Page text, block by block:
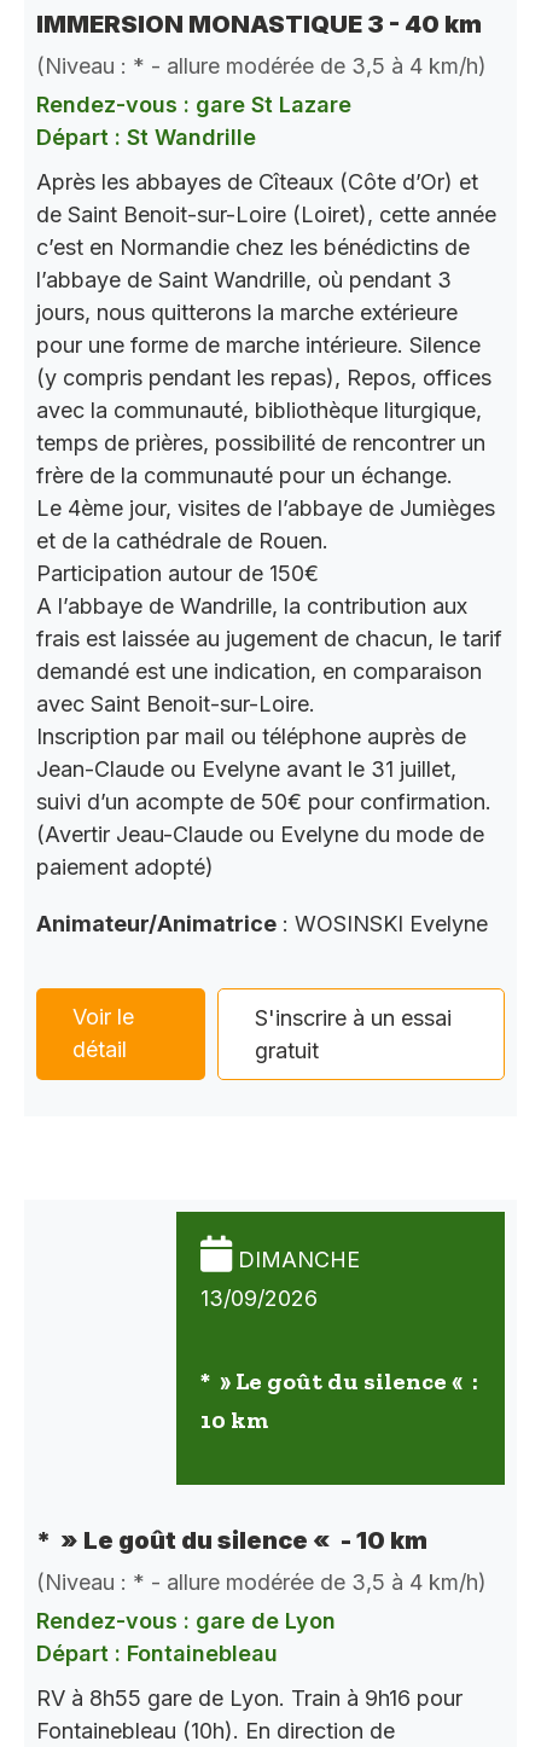
IMMERSION MONASTIQUE 3 - 40 km
(Niveau : * - allure modérée de 3,5 à 4 km/h)
Rendez-vous : gare St Lazare
Départ : St Wandrille
Après les abbayes de Cîteaux (Côte d’Or) et
de Saint Benoit-sur-Loire (Loiret), cette année
c’est en Normandie chez les bénédictins de
l’abbaye de Saint Wandrille, où pendant 3
jours, nous quitterons la marche extérieure
pour une forme de marche intérieure. Silence
(y compris pendant les repas), Repos, offices
avec la communauté, bibliothèque liturgique,
temps de prières, possibilité de rencontrer un
frère de la communauté pour un échange.
Le 4ème jour, visites de l’abbaye de Jumièges
et de la cathédrale de Rouen.
Participation autour de 150€
A l’abbaye de Wandrille, la contribution aux
frais est laissée au jugement de chacun, le tarif
demandé est une indication, en comparaison
avec Saint Benoit-sur-Loire.
Inscription par mail ou téléphone auprès de
Jean-Claude ou Evelyne avant le 31 juillet,
suivi d’un acompte de 50€ pour confirmation.
(Avertir Jeau-Claude ou Evelyne du mode de
paiement adopté)
Animateur/Animatrice : WOSINSKI Evelyne
Voir le
détail
S'inscrire à un essai
gratuit
DIMANCHE
13/09/2026
* » Le goût du silence « :
10 km
* » Le goût du silence « - 10 km
(Niveau : * - allure modérée de 3,5 à 4 km/h)
Rendez-vous : gare de Lyon
Départ : Fontainebleau
RV à 8h55 gare de Lyon. Train à 9h16 pour
Fontainebleau (10h). En direction de